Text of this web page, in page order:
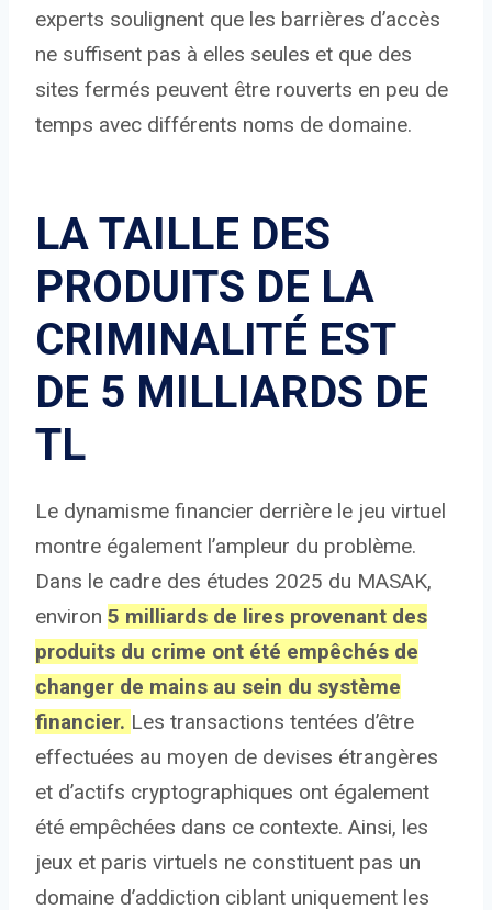
experts soulignent que les barrières d’accès
ne suffisent pas à elles seules et que des
sites fermés peuvent être rouverts en peu de
temps avec différents noms de domaine.
LA TAILLE DES
PRODUITS DE LA
CRIMINALITÉ EST
DE 5 MILLIARDS DE
TL
Le dynamisme financier derrière le jeu virtuel
montre également l’ampleur du problème.
Dans le cadre des études 2025 du MASAK,
environ 5 milliards de lires provenant des
produits du crime ont été empêchés de
changer de mains au sein du système
financier. Les transactions tentées d’être
effectuées au moyen de devises étrangères
et d’actifs cryptographiques ont également
été empêchées dans ce contexte. Ainsi, les
jeux et paris virtuels ne constituent pas un
domaine d’addiction ciblant uniquement les